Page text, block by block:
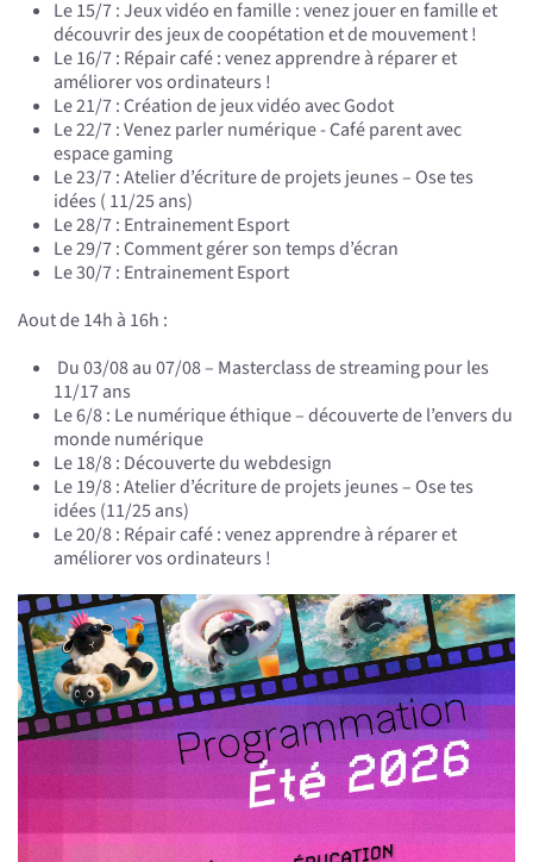
Le 15/7 : Jeux vidéo en famille : venez jouer en famille et
découvrir des jeux de coopétation et de mouvement !
Le 16/7 : Répair café : venez apprendre à réparer et
améliorer vos ordinateurs !
Le 21/7 : Création de jeux vidéo avec Godot
Le 22/7 : Venez parler numérique - Café parent avec
espace gaming
Le 23/7 : Atelier d’écriture de projets jeunes – Ose tes
idées ( 11/25 ans)
Le 28/7 : Entrainement Esport
Le 29/7 : Comment gérer son temps d’écran
Le 30/7 : Entrainement Esport
Aout de 14h à 16h :
Du 03/08 au 07/08 – Masterclass de streaming pour les
11/17 ans
Le 6/8 : Le numérique éthique – découverte de l’envers du
monde numérique
Le 18/8 : Découverte du webdesign
Le 19/8 : Atelier d’écriture de projets jeunes – Ose tes
idées (11/25 ans)
Le 20/8 : Répair café : venez apprendre à réparer et
améliorer vos ordinateurs !